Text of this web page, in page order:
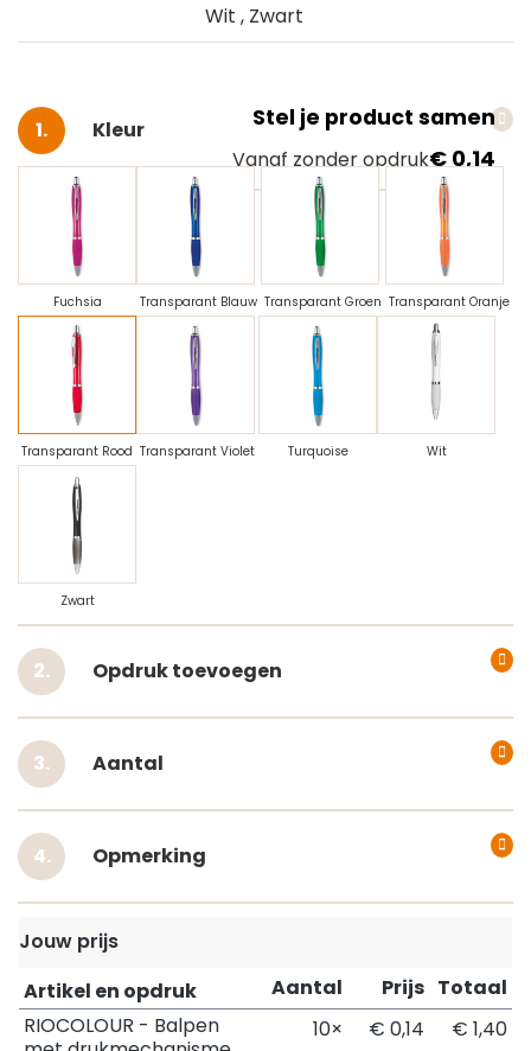
Wit , Zwart
Stel je product samen
Vanaf zonder opdruk€ 0,14
Selecteer
Kleur
Fuchsia Transparant Blauw Transparant Groen Transparant Oranje
Transparant Rood Transparant Violet Turquoise Wit
Zwart
Opdruk toevoegen
Aantal
Opmerking
Jouw prijs
Artikel en opdruk
Aantal Prijs Totaal
RIOCOLOUR - Balpen
10× € 0,14 € 1,40